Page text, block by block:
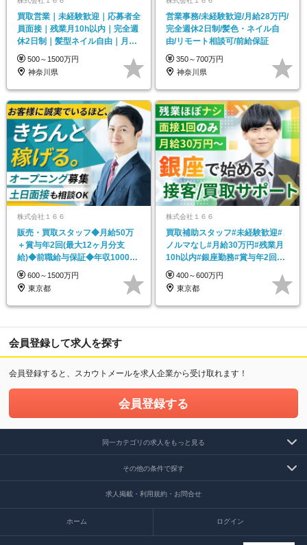
買取営業｜未経験歓迎｜応募者全
員面接｜残業月10h以内｜完全週
休2日制｜髪型ネイル自由｜月給
35万円以上
500～1500万円
神奈川県
営業事務/未経験歓迎/月給28万円/
完全週休2日制/髪色・ネイル自
由/リモート相談可/前給保証
350～700万円
神奈川県
株式会社１６６
販売・買取スタッフ◆月給50万
＋賞与年2回(最大12ヶ月分支
給)◆前職給与保証◆年収1000万
可◆オープニング
600～1500万円
東京都
株式会社１６６
買取補助スタッフ#未経験歓迎#
ノルマなし#月給30万円#残業月
10h以内#銀座勤務#賞与年2回#
研修充実
400～600万円
東京都
会員登録して求人を探す
会員登録すると、スカウトメールを求人企業から受け取れます！
会員登録する
同一カテゴリの求人をもっと見る
その他の条件で探す
求人掲載・利用規約・お問合せ
ホーム ログイン